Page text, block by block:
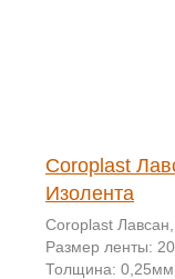
Coroplast
Изолента
Coroplast
Размер ленты:
Толщина: